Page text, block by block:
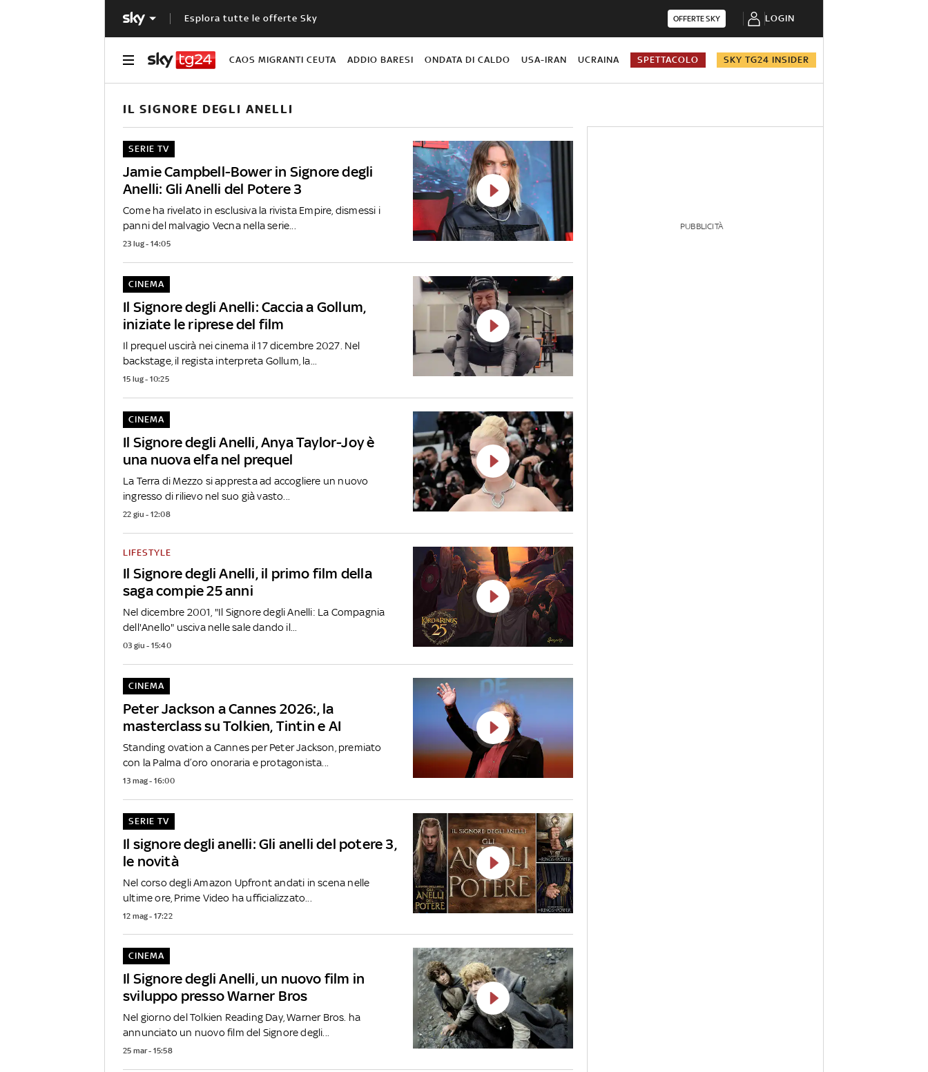
Esplora tutte le offerte Sky OFFERTE SKY LOGIN
CAOS MIGRANTI CEUTA ADDIO BARESI ONDATA DI CALDO USA-IRAN UCRAINA SPETTACOLO SKY TG24 INSIDER
IL SIGNORE DEGLI ANELLI
Jamie Campbell-Bower in Signore degli
Anelli: Gli Anelli del Potere 3
SERIE TV
Come ha rivelato in esclusiva la rivista Empire, dismessi i
panni del malvagio Vecna nella serie...
23 lug - 14:05
Il Signore degli Anelli: Caccia a Gollum,
iniziate le riprese del film
CINEMA
Il prequel uscirà nei cinema il 17 dicembre 2027. Nel
backstage, il regista interpreta Gollum, la...
15 lug - 10:25
Il Signore degli Anelli, Anya Taylor-Joy è
una nuova elfa nel prequel
CINEMA
La Terra di Mezzo si appresta ad accogliere un nuovo
ingresso di rilievo nel suo già vasto...
22 giu - 12:08
Il Signore degli Anelli, il primo film della
saga compie 25 anni
LIFESTYLE
Nel dicembre 2001, "Il Signore degli Anelli: La Compagnia
dell'Anello" usciva nelle sale dando il...
03 giu - 15:40
Peter Jackson a Cannes 2026:, la
masterclass su Tolkien, Tintin e AI
CINEMA
Standing ovation a Cannes per Peter Jackson, premiato
con la Palma d’oro onoraria e protagonista...
13 mag - 16:00
Il signore degli anelli: Gli anelli del potere 3,
le novità
SERIE TV
Nel corso degli Amazon Upfront andati in scena nelle
ultime ore, Prime Video ha ufficializzato...
12 mag - 17:22
Il Signore degli Anelli, un nuovo film in
sviluppo presso Warner Bros
CINEMA
Nel giorno del Tolkien Reading Day, Warner Bros. ha
annunciato un nuovo film del Signore degli...
25 mar - 15:58
PUBBLICITÀ